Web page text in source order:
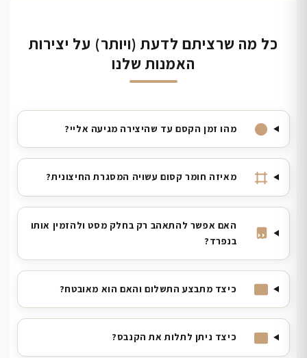
כל מה שרציתם לדעת (ויותר) על יצירות
האמנות שלנו
מהו זמן הקסם עד שהיצירה מגיעה אליי?
מאיזה חומר קסום עשויה המסגרת החיצונית?
האם אפשר להתאהב רק בחלק מסט ולהזמין אותו
בנפרד?
כיצד מתבצע התשלום והאם הוא מאובטח?
כיצד ניתן לתלות את הקנבס?